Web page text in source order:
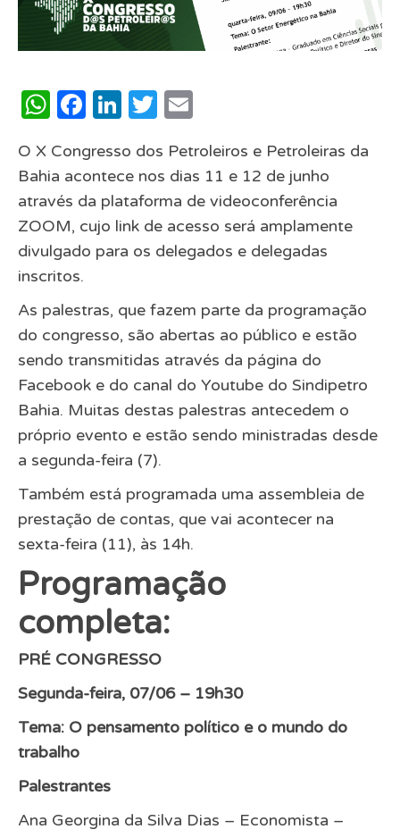
WhatsApp
Facebook
LinkedIn
Twitter
O X Congresso dos Petroleiros e Petroleiras da
Bahia acontece nos dias 11 e 12 de junho
através da plataforma de videoconferência
ZOOM, cujo link de acesso será amplamente
divulgado para os delegados e delegadas
inscritos.
As palestras, que fazem parte da programação
do congresso, são abertas ao público e estão
sendo transmitidas através da página do
Facebook e do canal do Youtube do Sindipetro
Bahia. Muitas destas palestras antecedem o
próprio evento e estão sendo ministradas desde
a segunda-feira (7).
Também está programada uma assembleia de
prestação de contas, que vai acontecer na
sexta-feira (11), às 14h.
Programação
completa:
PRÉ CONGRESSO
Segunda-feira, 07/06 – 19h30
Tema: O pensamento político e o mundo do
trabalho
Palestrantes
Ana Georgina da Silva Dias – Economista –